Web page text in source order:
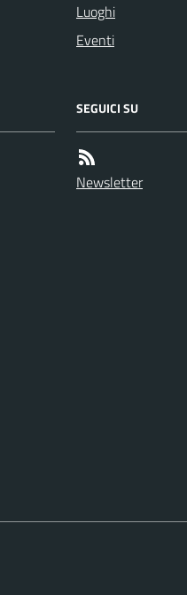
Luoghi
Eventi
SEGUICI SU
Newsletter